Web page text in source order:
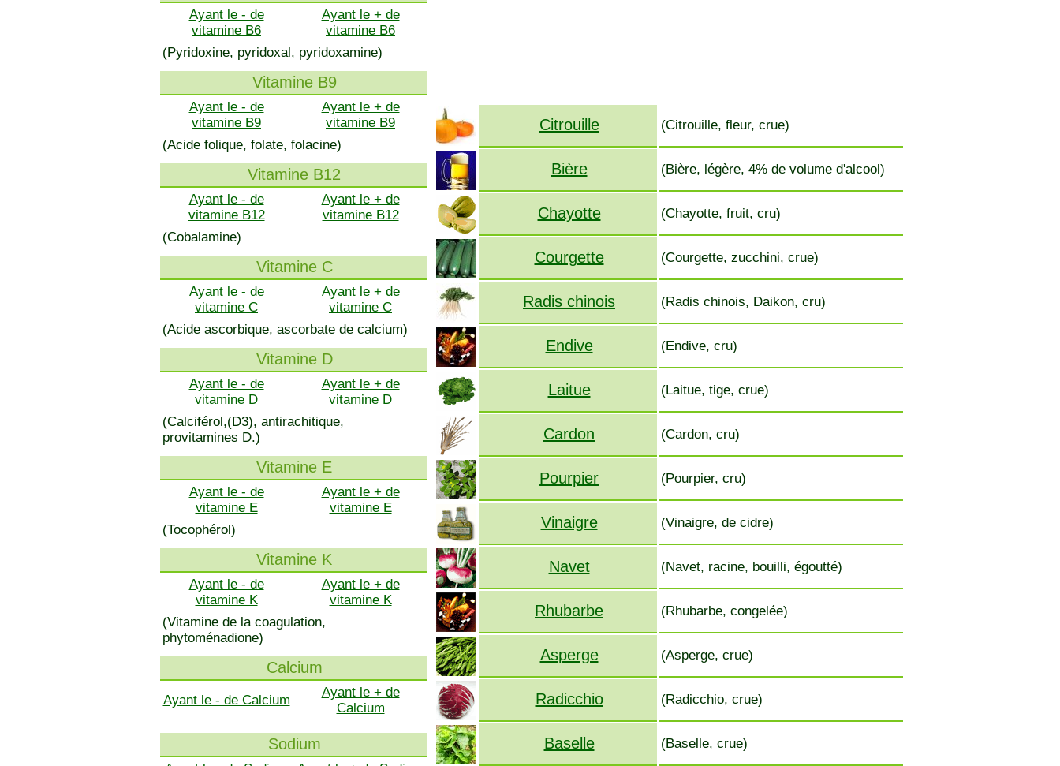
Ayant le - de
vitamine B6
Ayant le + de
vitamine B6
(Pyridoxine, pyridoxal, pyridoxamine)
Vitamine B9
Ayant le - de
vitamine B9
Ayant le + de
vitamine B9
(Acide folique, folate, folacine)
Vitamine B12
Ayant le - de
vitamine B12
Ayant le + de
vitamine B12
(Cobalamine)
Vitamine C
Ayant le - de
vitamine C
Ayant le + de
vitamine C
(Acide ascorbique, ascorbate de calcium)
Vitamine D
Ayant le - de
vitamine D
Ayant le + de
vitamine D
(Calciférol,(D3), antirachitique,
provitamines D.)
Vitamine E
Ayant le - de
vitamine E
Ayant le + de
vitamine E
(Tocophérol)
Vitamine K
Ayant le - de
vitamine K
Ayant le + de
vitamine K
(Vitamine de la coagulation,
phytoménadione)
Calcium
Ayant le - de Calcium
Ayant le + de
Calcium
Sodium
Citrouille (Citrouille, fleur, crue)
Bière (Bière, légère, 4% de volume d'alcool)
Chayotte (Chayotte, fruit, cru)
Courgette (Courgette, zucchini, crue)
Radis chinois (Radis chinois, Daikon, cru)
Endive (Endive, cru)
Laitue (Laitue, tige, crue)
Cardon (Cardon, cru)
Pourpier (Pourpier, cru)
Vinaigre (Vinaigre, de cidre)
Navet (Navet, racine, bouilli, égoutté)
Rhubarbe (Rhubarbe, congelée)
Asperge (Asperge, crue)
Radicchio (Radicchio, crue)
Baselle (Baselle, crue)